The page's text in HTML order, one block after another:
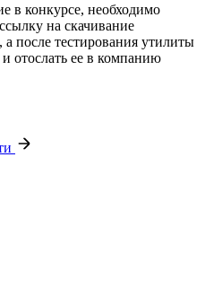
в конкурсе, необходимо
на скачивание
после тестирования утилиты
отослать ее в компанию